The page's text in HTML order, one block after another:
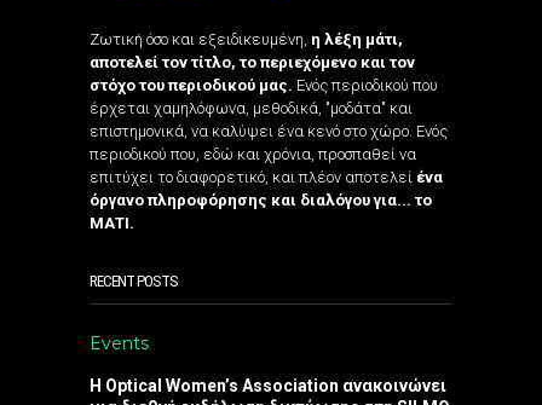
Ζωτική όσο και εξειδικευμένη, η λέξη μάτι,
αποτελεί τον τίτλο, το περιεχόμενο και τον
στόχο του περιοδικού μας. Ενός περιοδικού που
έρχεται χαμηλόφωνα, μεθοδικά, "μοδάτα" και
επιστημονικά, να καλύψει ένα κενό στο χώρο. Ενός
περιοδικού που, εδώ και χρόνια, προσπαθεί να
επιτύχει το διαφορετικό, και πλέον αποτελεί ένα
όργανο πληροφόρησης και διαλόγου για... το
ΜΑΤΙ.
RECENT POSTS
Events
Η Optical Women’s Association ανακοινώνει